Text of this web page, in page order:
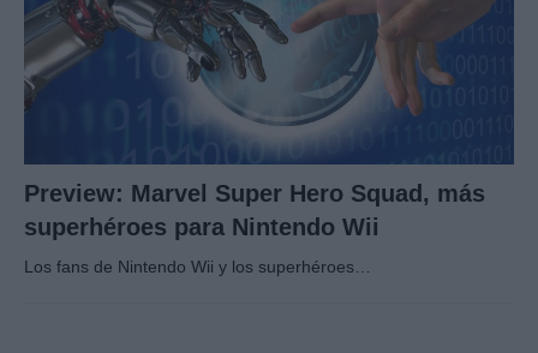
Preview: Marvel Super Hero Squad, más
superhéroes para Nintendo Wii
Los fans de Nintendo Wii y los superhéroes…